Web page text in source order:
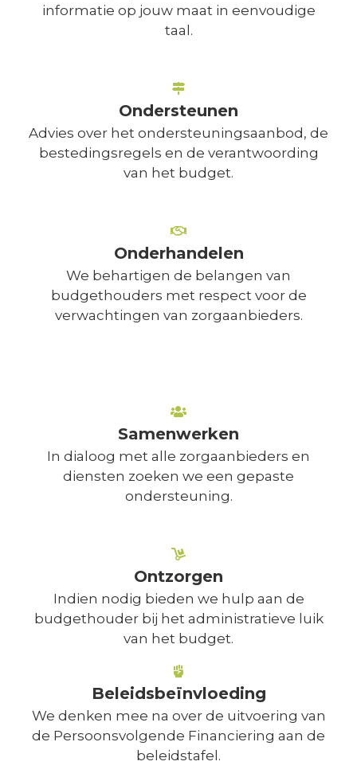
informatie op jouw maat in eenvoudige
taal.
Ondersteunen
Advies over het ondersteuningsaanbod, de
bestedingsregels en de verantwoording
van het budget.
Onderhandelen
We behartigen de belangen van
budgethouders met respect voor de
verwachtingen van zorgaanbieders.
Samenwerken
In dialoog met alle zorgaanbieders en
diensten zoeken we een gepaste
ondersteuning.
Ontzorgen
Indien nodig bieden we hulp aan de
budgethouder bij het administratieve luik
van het budget.
Beleidsbeïnvloeding
We denken mee na over de uitvoering van
de Persoonsvolgende Financiering aan de
beleidstafel.